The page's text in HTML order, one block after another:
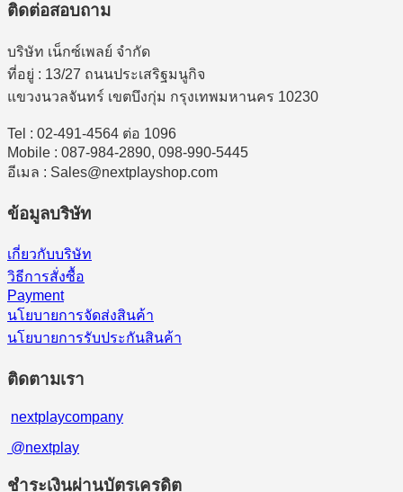
ติดต่อสอบถาม
บริษัท เน็กซ์เพลย์ จำกัด
ที่อยู่ : 13/27 ถนนประเสริฐมนูกิจ
แขวงนวลจันทร์ เขตบึงกุ่ม กรุงเทพมหานคร 10230
Tel : 02-491-4564 ต่อ 1096
Mobile : 087-984-2890, 098-990-5445
อีเมล : Sales@nextplayshop.com
ข้อมูลบริษัท
เกี่ยวกับบริษัท
วิธีการสั่งซื้อ
Payment
นโยบายการจัดส่งสินค้า
นโยบายการรับประกันสินค้า
ติดตามเรา
nextplaycompany
@nextplay
ชำระเงินผ่านบัตรเครดิต